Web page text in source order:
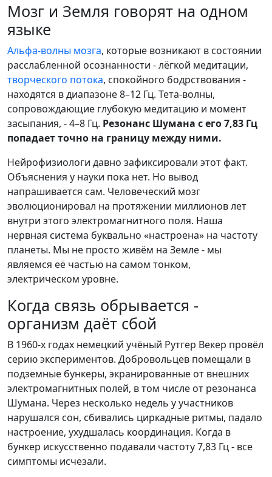
Мозг и Земля говорят на одном
языке
Альфа-волны мозга, которые возникают в состоянии
расслабленной осознанности - лёгкой медитации,
творческого потока, спокойного бодрствования -
находятся в диапазоне 8–12 Гц. Тета-волны,
сопровождающие глубокую медитацию и момент
засыпания, - 4–8 Гц. Резонанс Шумана с его 7,83 Гц
попадает точно на границу между ними.
Нейрофизиологи давно зафиксировали этот факт.
Объяснения у науки пока нет. Но вывод
напрашивается сам. Человеческий мозг
эволюционировал на протяжении миллионов лет
внутри этого электромагнитного поля. Наша
нервная система буквально «настроена» на частоту
планеты. Мы не просто живём на Земле - мы
являемся её частью на самом тонком,
электрическом уровне.
Когда связь обрывается -
организм даёт сбой
В 1960-х годах немецкий учёный Рутгер Векер провёл
серию экспериментов. Добровольцев помещали в
подземные бункеры, экранированные от внешних
электромагнитных полей, в том числе от резонанса
Шумана. Через несколько недель у участников
нарушался сон, сбивались циркадные ритмы, падало
настроение, ухудшалась координация. Когда в
бункер искусственно подавали частоту 7,83 Гц - все
симптомы исчезали.